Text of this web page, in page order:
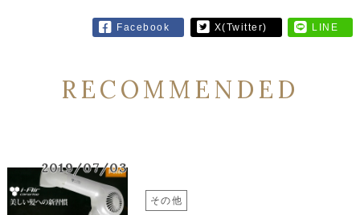
Facebook X(Twitter) LINE
RECOMMENDED
2019/07/03
その他